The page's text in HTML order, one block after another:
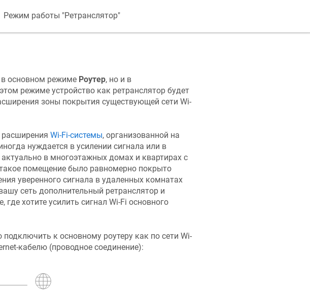
Режим работы "Ретранслятор"
в основном режиме Роутер, но и в
режиме устройство как ретранслятор будет
зоны покрытия существующей сети Wi-
расширения Wi-Fi-системы, организованной на
нуждается в усилении сигнала или в
в многоэтажных домах и квартирах с
помещение было равномерно покрыто
уверенного сигнала в удаленных комнатах
сеть дополнительный ретранслятор и
хотите усилить сигнал Wi-Fi основного
к основному роутеру как по сети Wi-
кабелю (проводное соединение):